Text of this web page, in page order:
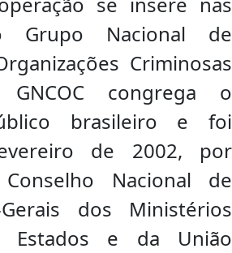
Grupo Nacional de
Criminosas
GNCOC congrega o
brasileiro e foi
de 2002, por
Nacional de
Gerais dos Ministérios
Estados e da União